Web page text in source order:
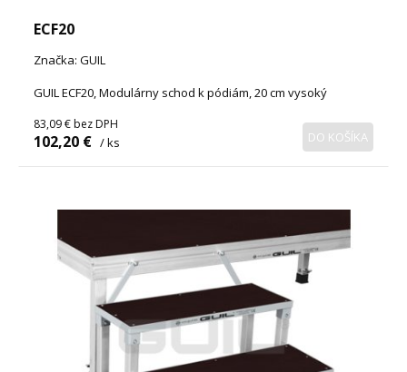
ECF20
Značka: GUIL
GUIL ECF20, Modulárny schod k pódiám, 20 cm vysoký
83,09 € bez DPH
102,20 € / ks DO KOŠÍKA